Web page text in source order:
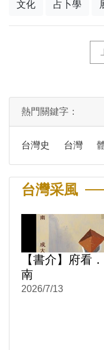
文化 占卜學
熱門關鍵字：
台灣史 台灣
台灣采風
【書介】府看
南
2026/7/13